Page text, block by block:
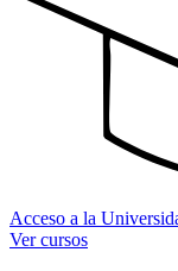
Acceso a la
Ver cursos